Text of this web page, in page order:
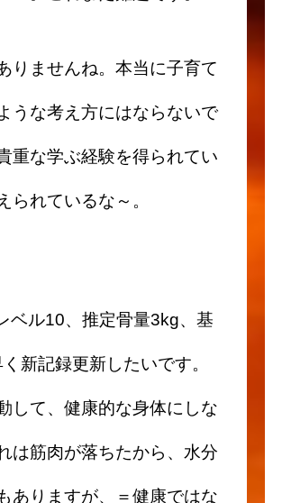
りませんね。本当に子育て
うな考え方にはならないで
重な学ぶ経験を得られてい
れているな～。
ル10、推定骨量3kg、基
新記録更新したいです。
して、健康的な身体にしな
は筋肉が落ちたから、水分
ありますが、＝健康ではな